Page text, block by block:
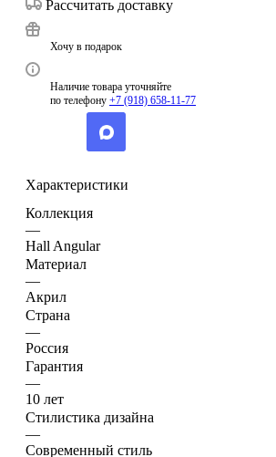
Рассчитать доставку
Хочу в подарок
Наличие товара уточняйте
по телефону +7 (918) 658-11-77
Характеристики
Коллекция
—
Hall Angular
Материал
—
Акрил
Страна
—
Россия
Гарантия
—
10 лет
Стилистика дизайна
—
Современный стиль